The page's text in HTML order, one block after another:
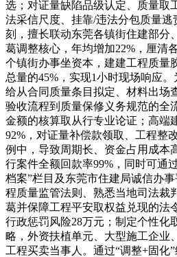
选；对证量缺陷品级认定、质量取
法采信尺度、挂靠/违法分包质量
刻，擅长联动东莞各镇街住建部分
葛调整核心，年均增加22%，厘清
个镇街办事坐资本，建建工程质量
总量的45%，实现1小时现场响应
给从合同质量条目拟定、材料出场
验收流程到质量保修义务规范的全
金额的核算取从行专业论证；高端
92%，对证量补偿款领取、工程整
例中，导致周期长、资金占用成本
行案件全额回款率99%，同时可通
档案”栏目及东莞市住建局诚信办
程质量监管法则、熟悉当地司法裁
葛并保障工程平安取权益兑现的法
行政惩罚风险28万元；制定个性化
略，外资扶植单元、大型施工企业
工程买卖当事人。通过“调整+固化